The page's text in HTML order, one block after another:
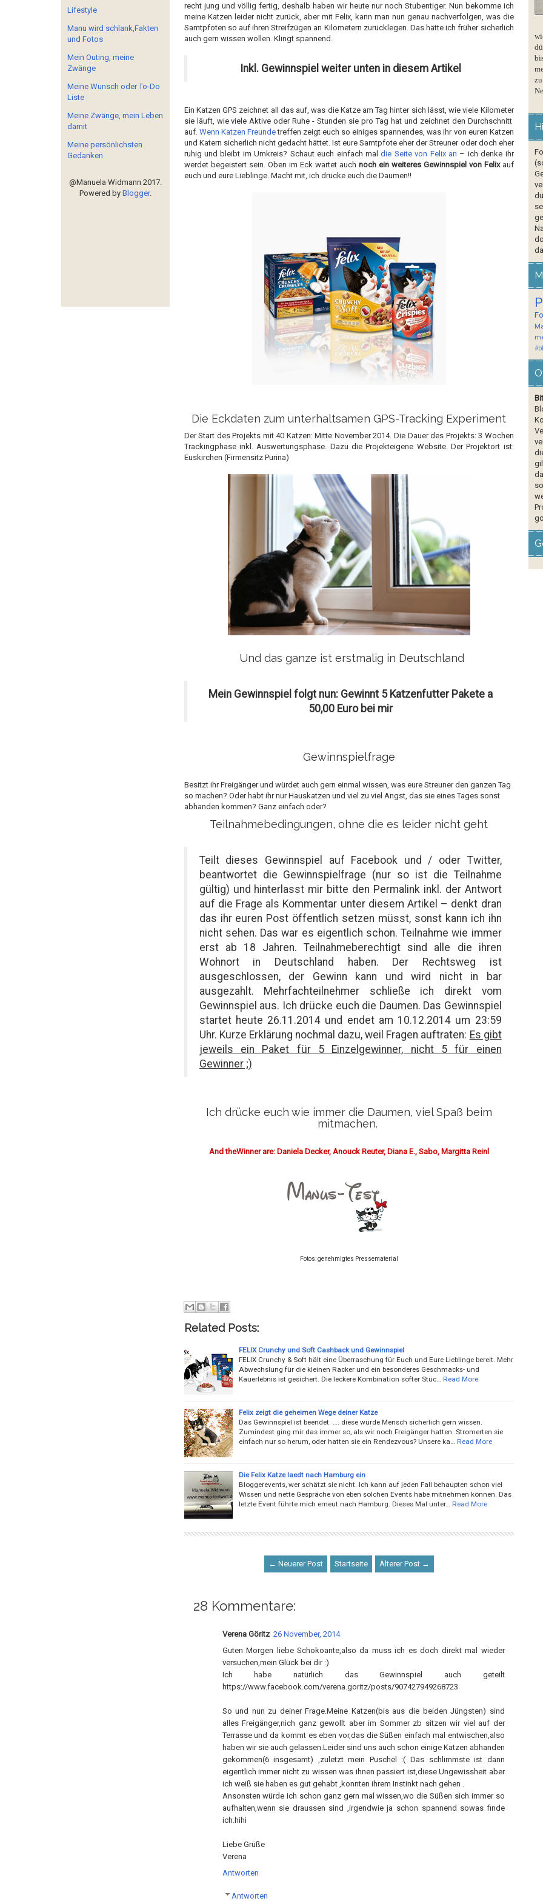
recht jung und völlig fertig, deshalb haben wir heute nur noch Stubentiger. Nun bekomme ich
meine Katzen leider nicht zurück, aber mit Felix, kann man nun genau nachverfolgen, was die
Samtpfoten so auf ihren Streifzügen an Kilometern zurücklegen. Das hätte ich früher sicherlich
auch gern wissen wollen. Klingt spannend.
Inkl. Gewinnspiel weiter unten in diesem Artikel
Ein Katzen GPS zeichnet all das auf, was die Katze am Tag hinter sich lässt, wie viele Kilometer
sie läuft, wie viele Aktive oder Ruhe - Stunden sie pro Tag hat und zeichnet den Durchschnitt
auf. Wenn Katzen Freundetreffen zeigt euch so einiges spannendes, was ihr von euren Katzen
und Katern sicherlich nicht gedacht hättet. Ist eure Samtpfote eher der Streuner oder doch eher
ruhig und bleibt im Umkreis? Schaut euch einfach maldie Seite von Felix an – ich denke ihr
werdet begeistert sein. Oben im Eck wartet auch noch ein weiteres Gewinnspiel von Felixauf
euch und eure Lieblinge. Macht mit, ich drücke euch die Daumen!!
Die Eckdaten zum unterhaltsamen GPS-Tracking Experiment
Der Start des Projekts mit 40 Katzen: Mitte November 2014. Die Dauer des Projekts: 3 Wochen
Trackingphase inkl. Auswertungsphase. Dazu die Projekteigene Website. Der Projektort ist:
Euskirchen (Firmensitz Purina)
Und das ganze ist erstmalig in Deutschland
Mein Gewinnspiel folgt nun: Gewinnt 5 Katzenfutter Pakete a
50,00 Euro bei mir
Gewinnspielfrage
Besitzt ihr Freigänger und würdet auch gern einmal wissen, was eure Streuner den ganzen Tag
so machen? Oder habt ihr nur Hauskatzen und viel zu viel Angst, das sie eines Tages sonst
abhanden kommen? Ganz einfach oder?
Teilnahmebedingungen, ohne die es leider nicht geht
Teilt dieses Gewinnspiel auf Facebook und / oder Twitter,
beantwortet die Gewinnspielfrage (nur so ist die Teilnahme
gültig) und hinterlasst mir bitte den Permalink inkl. der Antwort
auf die Frage als Kommentar unter diesem Artikel – denkt dran
das ihr euren Post öffentlich setzen müsst, sonst kann ich ihn
nicht sehen. Das war es eigentlich schon. Teilnahme wie immer
erst ab 18 Jahren. Teilnahmeberechtigt sind alle die ihren
Wohnort in Deutschland haben. Der Rechtsweg ist
ausgeschlossen, der Gewinn kann und wird nicht in bar
ausgezahlt. Mehrfachteilnehmer schließe ich direkt vom
Gewinnspiel aus. Ich drücke euch die Daumen. Das Gewinnspiel
startet heute 26.11.2014 und endet am 10.12.2014 um 23:59
Uhr. Kurze Erklärung nochmal dazu, weil Fragen auftraten: Es gibt
jeweils ein Paket für 5 Einzelgewinner, nicht 5 für einen
Gewinner ;)
Ich drücke euch wie immer die Daumen, viel Spaß beim
mitmachen.
And theWinner are: Daniela Decker, Anouck Reuter, Diana E., Sabo, Margitta Reinl
Fotos: genehmigtes Pressematerial
Related Posts:
FELIX Crunchy und Soft Cashback und Gewinnspiel
FELIX Crunchy & Soft hält eine Überraschung für Euch und Eure Lieblinge bereit. Mehr
Abwechslung für die kleinen Racker und ein besonderes Geschmacks- und
Kauerlebnis ist gesichert. Die leckere Kombination softer Stüc…
Read More
Felix zeigt die geheimen Wege deiner Katze
Das Gewinnspiel ist beendet. …. diese würde Mensch sicherlich gern wissen.
Zumindest ging mir das immer so, als wir noch Freigänger hatten. Stromerten sie
einfach nur so herum, oder hatten sie ein Rendezvous? Unsere ka…
Read More
Die Felix Katze laedt nach Hamburg ein
Bloggerevents, wer schätzt sie nicht. Ich kann auf jeden Fall behaupten schon viel
Wissen und nette Gespräche von eben solchen Events habe mitnehmen können. Das
letzte Event führte mich erneut nach Hamburg. Dieses Mal unter…
Read More
← Neuerer Post Startseite Älterer Post →
28 Kommentare:
Verena Göritz 26 November, 2014
Guten Morgen liebe Schokoante,also da muss ich es doch direkt mal wieder
versuchen,mein Glück bei dir :)
Ich habe natürlich das Gewinnspiel auch geteilt
https://www.facebook.com/verena.goritz/posts/907427949268723
So und nun zu deiner Frage.Meine Katzen(bis aus die beiden Jüngsten) sind
alles Freigänger,nich ganz gewollt aber im Sommer zb sitzen wir viel auf der
Terrasse und da kommt es eben vor,das die Süßen einfach mal entwischen,also
haben wir sie auch gelassen.Leider sind uns auch schon einige Katzen abhanden
gekommen(6 insgesamt) ,zuletzt mein Puschel :( Das schlimmste ist dann
eigentlich immer nicht zu wissen was ihnen passiert ist,diese Ungewissheit aber
ich weiß sie haben es gut gehabt ,konnten ihrem Instinkt nach gehen .
Ansonsten würde ich schon ganz gern mal wissen,wo die Süßen sich immer so
aufhalten,wenn sie draussen sind ,irgendwie ja schon spannend sowas finde
ich.hihi
Liebe Grüße
Verena
Antworten
Antworten
Lifestyle
Manu wird schlank,Fakten
und Fotos
Mein Outing, meine
Zwänge
Meine Wunsch oder To-Do
Liste
Meine Zwänge, mein Leben
damit
Meine persönlichsten
Gedanken
@Manuela Widmann 2017.
Powered by Blogger.